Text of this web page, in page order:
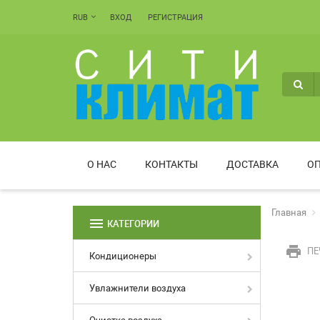
RUB ВХОД РЕГИСТРАЦИЯ
О НАС КОНТАКТЫ ДОСТАВКА
menu КАТЕГОРИИ
Кондиционеры
Увлажнители воздуха
Главная
print